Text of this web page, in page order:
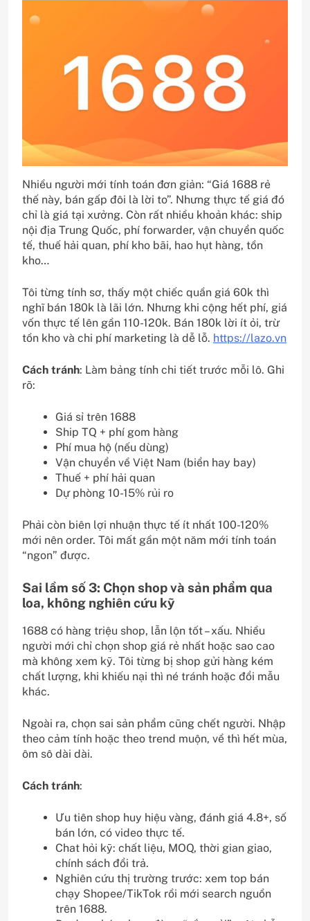
Nhiều người mới tính toán đơn giản: “Giá 1688 rẻ
thế này, bán gấp đôi là lời to”. Nhưng thực tế giá đó
chỉ là giá tại xưởng. Còn rất nhiều khoản khác: ship
nội địa Trung Quốc, phí forwarder, vận chuyển quốc
tế, thuế hải quan, phí kho bãi, hao hụt hàng, tồn
kho…
Tôi từng tính sơ, thấy một chiếc quần giá 60k thì
nghĩ bán 180k là lãi lớn. Nhưng khi cộng hết phí, giá
vốn thực tế lên gần 110-120k. Bán 180k lời ít ỏi, trừ
tồn kho và chi phí marketing là dễ lỗ. https://lazo.vn
Cách tránh: Làm bảng tính chi tiết trước mỗi lô. Ghi
rõ:
Giá sỉ trên 1688
Ship TQ + phí gom hàng
Phí mua hộ (nếu dùng)
Vận chuyển về Việt Nam (biển hay bay)
Thuế + phí hải quan
Dự phòng 10-15% rủi ro
Phải còn biên lợi nhuận thực tế ít nhất 100-120%
mới nên order. Tôi mất gần một năm mới tính toán
“ngon” được.
Sai lầm số 3: Chọn shop và sản phẩm qua
loa, không nghiên cứu kỹ
1688 có hàng triệu shop, lẫn lộn tốt – xấu. Nhiều
người mới chỉ chọn shop giá rẻ nhất hoặc sao cao
mà không xem kỹ. Tôi từng bị shop gửi hàng kém
chất lượng, khi khiếu nại thì né tránh hoặc đổi mẫu
khác.
Ngoài ra, chọn sai sản phẩm cũng chết người. Nhập
theo cảm tính hoặc theo trend muộn, về thì hết mùa,
ôm sô dài dài.
Cách tránh:
Ưu tiên shop huy hiệu vàng, đánh giá 4.8+, số
bán lớn, có video thực tế.
Chat hỏi kỹ: chất liệu, MOQ, thời gian giao,
chính sách đổi trả.
Nghiên cứu thị trường trước: xem top bán
chạy Shopee/TikTok rồi mới search nguồn
trên 1688.